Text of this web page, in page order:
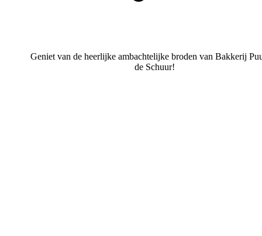
Geniet van de heerlijke ambachtelijke broden van Bakkerij
de Schuur!